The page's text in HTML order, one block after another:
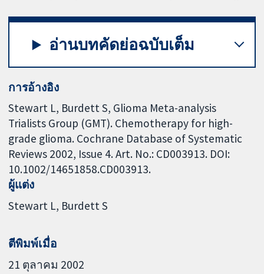
อ่านบทคัดย่อฉบับเต็ม
การอ้างอิง
Stewart L, Burdett S, Glioma Meta-analysis
Trialists Group (GMT). Chemotherapy for high-
grade glioma. Cochrane Database of Systematic
Reviews 2002, Issue 4. Art. No.: CD003913. DOI:
10.1002/14651858.CD003913.
ผู้แต่ง
Stewart L Burdett S
ตีพิมพ์เมื่อ
21 ตุลาคม 2002